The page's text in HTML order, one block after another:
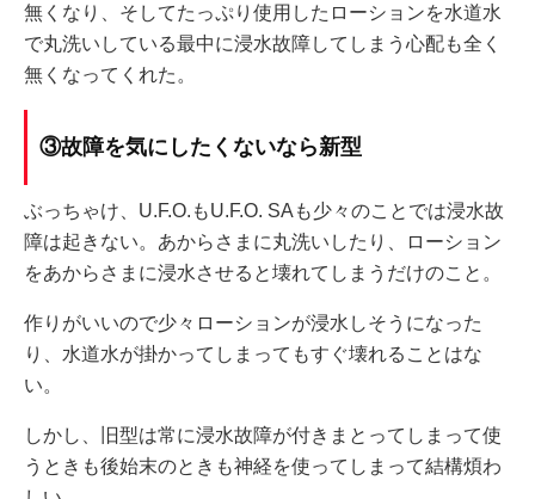
無くなり、そしてたっぷり使用したローションを水道水
で丸洗いしている最中に浸水故障してしまう心配も全く
無くなってくれた。
③故障を気にしたくないなら新型
ぶっちゃけ、U.F.O.もU.F.O. SAも少々のことでは浸水故
障は起きない。あからさまに丸洗いしたり、ローション
をあからさまに浸水させると壊れてしまうだけのこと。
作りがいいので少々ローションが浸水しそうになった
り、水道水が掛かってしまってもすぐ壊れることはな
い。
しかし、旧型は常に浸水故障が付きまとってしまって使
うときも後始末のときも神経を使ってしまって結構煩わ